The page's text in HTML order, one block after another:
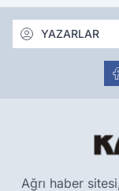
YAZARLAR
Ağrı haber